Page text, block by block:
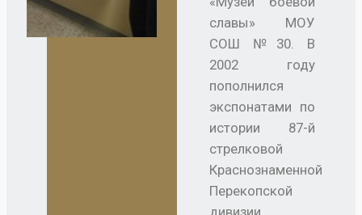
славы» МОУ
СОШ №30. В
2002 году
пополнился
экспонатами по
истории 87-й
стрелковой
Краснознаменной
Перекопской
дивизии.